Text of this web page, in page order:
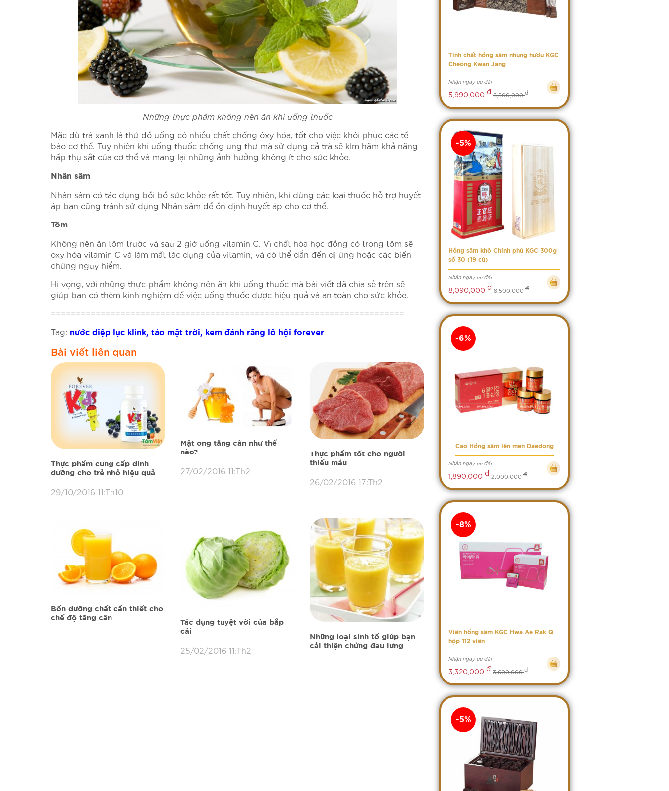
Những thực phẩm không nên ăn khi uống thuốc
Mặc dù trà xanh là thứ đồ uống có nhiều chất chống ôxy hóa, tốt cho việc khôi phục các tế
bào cơ thể. Tuy nhiên khi uống thuốc chống ung thư mà sử dụng cả trà sẽ kìm hãm khả năng
hấp thụ sắt của cơ thể và mang lại những ảnh hưởng không ít cho sức khỏe.
Nhân sâm
Nhân sâm có tác dụng bồi bổ sức khỏe rất tốt. Tuy nhiên, khi dùng các loại thuốc hỗ trợ huyết
áp bạn cũng tránh sử dụng Nhân sâm để ổn định huyết áp cho cơ thể.
Tôm
Không nên ăn tôm trước và sau 2 giờ uống vitamin C. Vì chất hóa học đồng có trong tôm sẽ
oxy hóa vitamin C và làm mất tác dụng của vitamin, và có thể dẫn đến dị ứng hoặc các biến
chứng nguy hiểm.
Hi vọng, với những thực phẩm không nên ăn khi uống thuốc mà bài viết đã chia sẻ trên sẽ
giúp bạn có thêm kinh nghiệm để việc uống thuốc được hiệu quả và an toàn cho sức khỏe.
=======================================================================
Tag: nước diệp lục klink, tảo mặt trời, kem đánh răng lô hội forever
Bài viết liên quan
Thực phẩm cung cấp dinh
dưỡng cho trẻ nhỏ hiệu quả
29/10/2016 11:Th10
Mật ong tăng cân như thế
nào?
27/02/2016 11:Th2
Thực phẩm tốt cho người
thiếu máu
26/02/2016 17:Th2
Bốn dưỡng chất cần thiết cho
chế độ tăng cân
Tác dụng tuyệt vời của bắp
cải
25/02/2016 11:Th2
Những loại sinh tố giúp bạn
cải thiện chứng đau lưng
Tinh chất hồng sâm nhung hươu KGC
Cheong Kwan Jang
Nhận ngay ưu đãi
5,990,000 đ 6,500,000đ
Hồng sâm khô Chính phủ KGC 300g
số 30 (19 củ)
Nhận ngay ưu đãi
8,090,000 đ 8,500,000đ
-5%
Cao Hồng sâm lên men Daedong
Nhận ngay ưu đãi
1,890,000 đ 2,000,000đ
-6%
Viên hồng sâm KGC Hwa Ae Rak Q
hộp 112 viên
Nhận ngay ưu đãi
3,320,000 đ 3,600,000đ
-8%
-5%